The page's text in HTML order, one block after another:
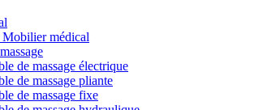
médical
de massage électrique
de massage pliante
de massage fixe